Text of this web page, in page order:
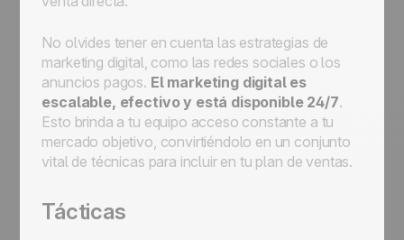
No olvides tener en cuenta las estrategias de
marketing digital, como las redes sociales o los
anuncios pagos. El marketing digital es
escalable, efectivo y está disponible 24/7.
Esto brinda a tu equipo acceso constante a tu
mercado objetivo, convirtiéndolo en un conjunto
vital de técnicas para incluir en tu plan de ventas.
Tácticas